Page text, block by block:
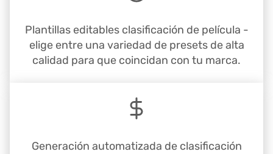
Plantillas editables clasificación de película -
elige entre una variedad de presets de alta
calidad para que coincidan con tu marca.
Generación automatizada de clasificación